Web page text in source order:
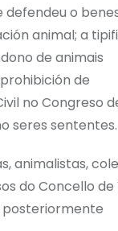
defendeu o
animal; a
de animais
de
no Congreso
seres sententes.
animalistas,
do Concello de
posteriormente